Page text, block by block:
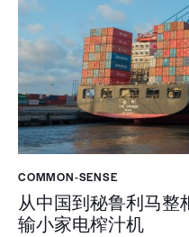
COMMON-SENSE
从中国到秘鲁利马整
输小家电榨汁机